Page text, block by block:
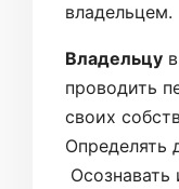
владельцем.
Владельцу
проводить
своих
Определять
Осознавать